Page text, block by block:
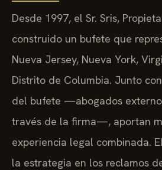
Desde 1997, el Sr. Sris,
construido un bufete que
Nueva Jersey, Nueva York,
Distrito de Columbia. Junto
del bufete —abogados
través de la firma—, aportan
experiencia legal combinada.
la estrategia en los reclamos